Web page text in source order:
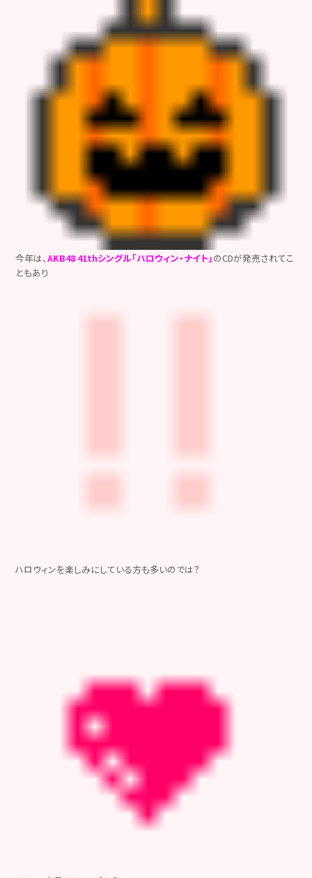
今年は、AKB48 41thシングル「ハロウィン・ナイト」のCDが発売されてこ
ともあり
ハロウィンを楽しみにしている方も多いのでは？